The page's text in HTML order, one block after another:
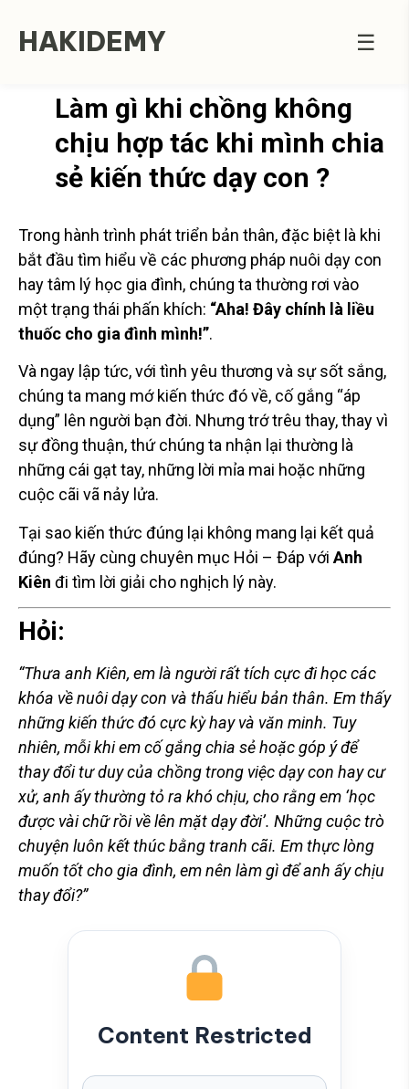
HAKIDEMY ☰
Làm gì khi chồng không
chịu hợp tác khi mình chia
sẻ kiến thức dạy con ?
Trong hành trình phát triển bản thân, đặc biệt là khi
bắt đầu tìm hiểu về các phương pháp nuôi dạy con
hay tâm lý học gia đình, chúng ta thường rơi vào
một trạng thái phấn khích: “Aha! Đây chính là liều
thuốc cho gia đình mình!”.
Và ngay lập tức, với tình yêu thương và sự sốt sắng,
chúng ta mang mớ kiến thức đó về, cố gắng “áp
dụng” lên người bạn đời. Nhưng trớ trêu thay, thay vì
sự đồng thuận, thứ chúng ta nhận lại thường là
những cái gạt tay, những lời mỉa mai hoặc những
cuộc cãi vã nảy lửa.
Tại sao kiến thức đúng lại không mang lại kết quả
đúng? Hãy cùng chuyên mục Hỏi – Đáp với Anh
Kiên đi tìm lời giải cho nghịch lý này.
Hỏi:
“Thưa anh Kiên, em là người rất tích cực đi học các
khóa về nuôi dạy con và thấu hiểu bản thân. Em thấy
những kiến thức đó cực kỳ hay và văn minh. Tuy
nhiên, mỗi khi em cố gắng chia sẻ hoặc góp ý để
thay đổi tư duy của chồng trong việc dạy con hay cư
xử, anh ấy thường tỏ ra khó chịu, cho rằng em ‘học
được vài chữ rồi về lên mặt dạy đời’. Những cuộc trò
chuyện luôn kết thúc bằng tranh cãi. Em thực lòng
muốn tốt cho gia đình, em nên làm gì để anh ấy chịu
thay đổi?”
Content Restricted